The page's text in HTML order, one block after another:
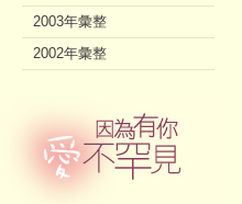
2003年彙整
2002年彙整